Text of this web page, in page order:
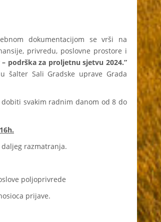
dokumentacijom se vrši na
privredu, poslovne prostore i
podrška za proljetnu sjetvu 2024.”
šalter Sali Gradske uprave Grada
svakim radnim danom od 8 do
razmatranja.
poljoprivrede
prijave.